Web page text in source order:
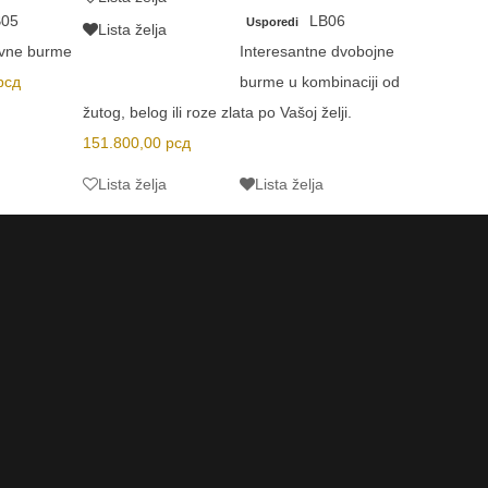
burme
Lista želja
Usporedi
LB06
Interesantne dvobojne
burme u kombinaciji od
žutog, belog ili roze zlata po Vašoj želji.
151.800,00 рсд
Lista želja Lista želja